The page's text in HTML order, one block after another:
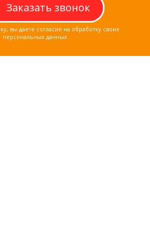
вы даете согласие на обработку своих
персональных данных.